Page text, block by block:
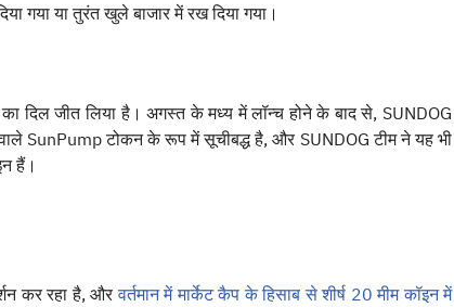
गया या तुरंत खुले बाजार में रख दिया गया।
दिल जीत लिया है। अगस्त के मध्य में लॉन्च होने के बाद से, SUNDOG
SunPump टोकन के रूप में सूचीबद्ध है, और SUNDOG टीम ने यह भी
हैं।
कर रहा है, औरवर्तमान में मार्केट कैप के हिसाब से शीर्ष 20 मीम कॉइन में